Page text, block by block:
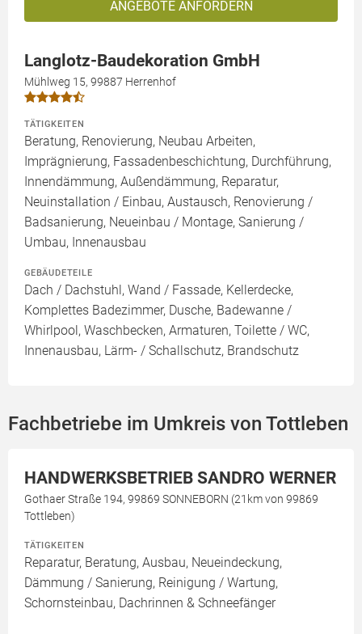
ANGEBOTE ANFORDERN
Langlotz-Baudekoration GmbH
Mühlweg 15, 99887 Herrenhof
TÄTIGKEITEN
Beratung, Renovierung, Neubau Arbeiten,
Imprägnierung, Fassadenbeschichtung, Durchführung,
Innendämmung, Außendämmung, Reparatur,
Neuinstallation / Einbau, Austausch, Renovierung /
Badsanierung, Neueinbau / Montage, Sanierung /
Umbau, Innenausbau
GEBÄUDETEILE
Dach / Dachstuhl, Wand / Fassade, Kellerdecke,
Komplettes Badezimmer, Dusche, Badewanne /
Whirlpool, Waschbecken, Armaturen, Toilette / WC,
Innenausbau, Lärm- / Schallschutz, Brandschutz
Fachbetriebe im Umkreis von Tottleben
HANDWERKSBETRIEB SANDRO WERNER
Gothaer Straße 194, 99869 SONNEBORN (21km von 99869
Tottleben)
TÄTIGKEITEN
Reparatur, Beratung, Ausbau, Neueindeckung,
Dämmung / Sanierung, Reinigung / Wartung,
Schornsteinbau, Dachrinnen & Schneefänger